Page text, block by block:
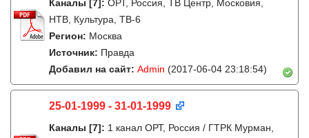
Каналы [7] : ОРТ, Россия, ТВ Центр, Московия,
НТВ, Культура, ТВ-6
Регион: Москва
Источник: Правда
Добавил на сайт: Admin (2017-06-04 23:18:54)
25-01-1999 - 31-01-1999
Каналы [7]: 1 канал ОРТ, Россия / ГТРК Мурман,